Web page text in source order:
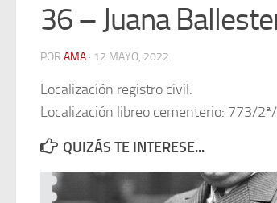
36 – Juana
POR AMA · 12 MAYO, 2022
Localización registro civil:
Localización libreo cementerio: 773/
QUIZÁS TE INTERESE...